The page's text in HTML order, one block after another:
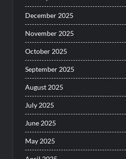
December 2025
November 2025
October 2025
September 2025
August 2025
July 2025
June 2025
May 2025